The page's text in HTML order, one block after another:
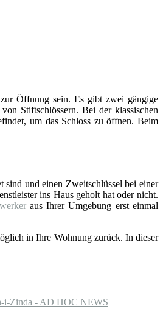
Öffnung sein. Es gibt zwei gängige
Stiftschlössern. Bei der klassischen
um das Schloss zu öffnen. Beim
sind und einen Zweitschlüssel bei einer
ins Haus geholt hat oder nicht.
aus Ihrer Umgebung erst einmal
in Ihre Wohnung zurück. In dieser
i-Zinda - AD HOC NEWS